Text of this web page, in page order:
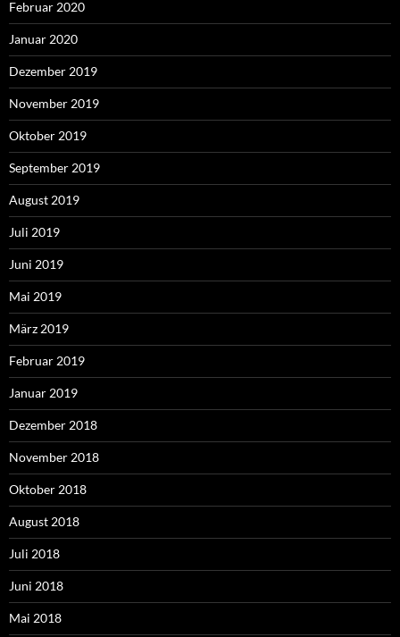
Februar 2020
Januar 2020
Dezember 2019
November 2019
Oktober 2019
September 2019
August 2019
Juli 2019
Juni 2019
Mai 2019
März 2019
Februar 2019
Januar 2019
Dezember 2018
November 2018
Oktober 2018
August 2018
Juli 2018
Juni 2018
Mai 2018